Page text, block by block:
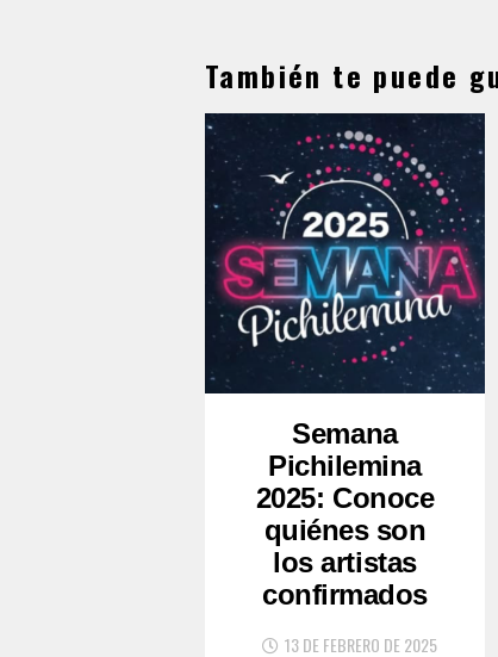
También te puede
Semana
Pichilemina
2025: Conoce
quiénes son
los artistas
confirmados
13 DE FEBRERO DE 2025